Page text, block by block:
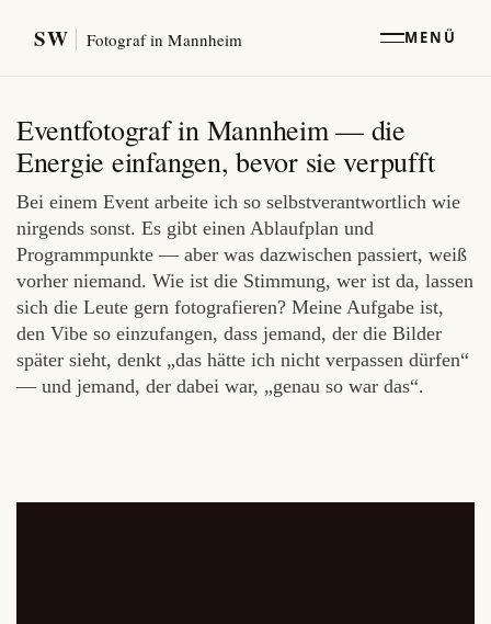
SW Fotograf in Mannheim MENÜ
Eventfotograf in Mannheim — die
Energie einfangen, bevor sie verpufft
Bei einem Event arbeite ich so selbstverantwortlich wie
nirgends sonst. Es gibt einen Ablaufplan und
Programmpunkte — aber was dazwischen passiert, weiß
vorher niemand. Wie ist die Stimmung, wer ist da, lassen
sich die Leute gern fotografieren? Meine Aufgabe ist,
den Vibe so einzufangen, dass jemand, der die Bilder
später sieht, denkt „das hätte ich nicht verpassen dürfen“
— und jemand, der dabei war, „genau so war das“.